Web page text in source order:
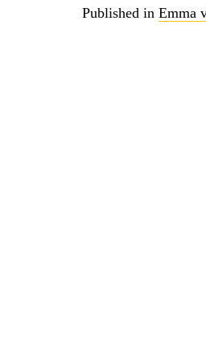
Published in Emma